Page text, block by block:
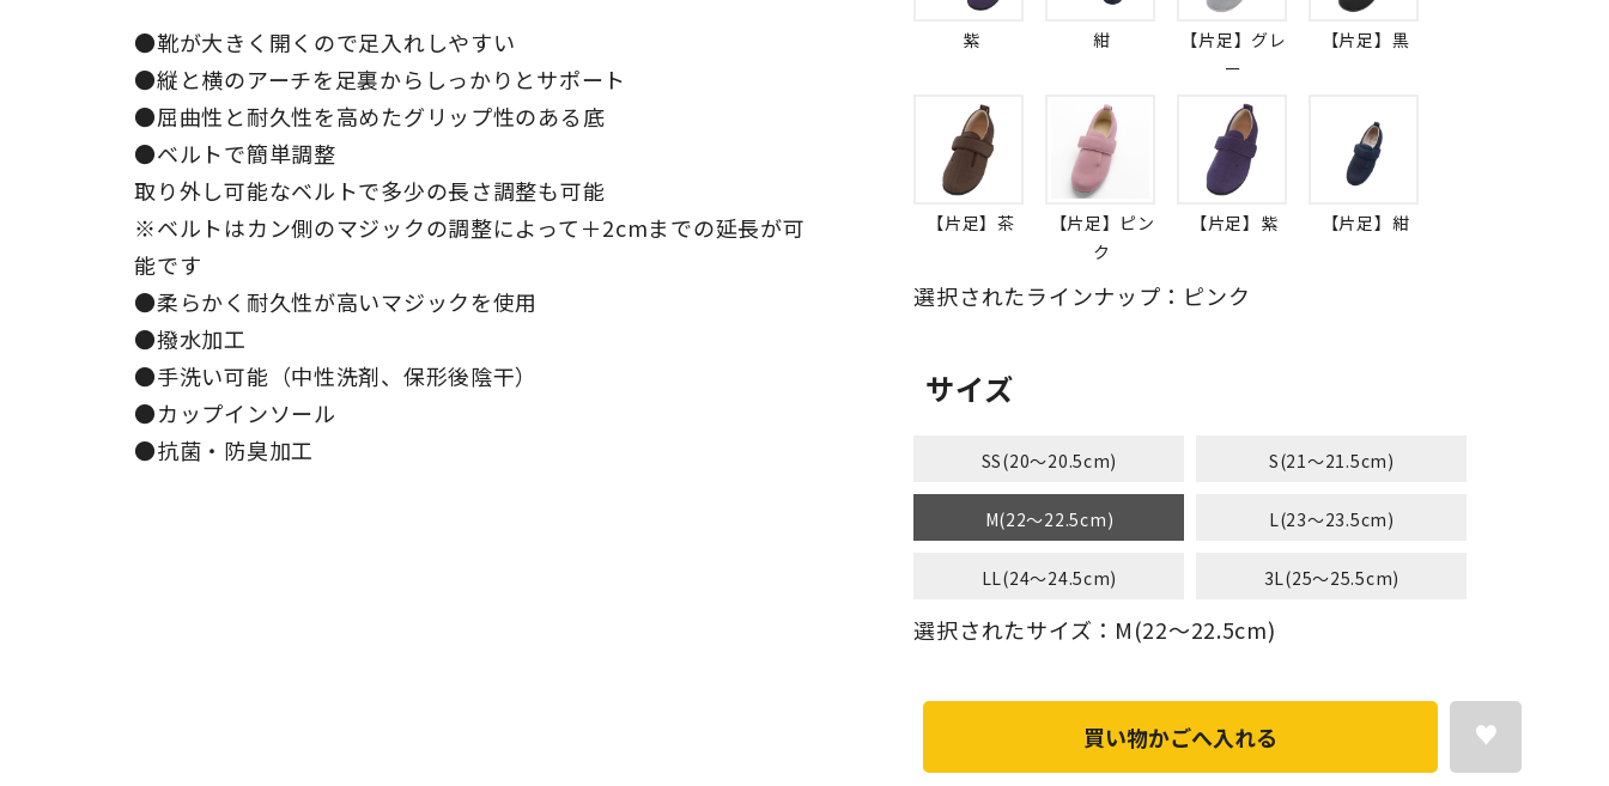
●靴が大きく開くので足入れしやすい
●縦と横のアーチを足裏からしっかりとサポート
●屈曲性と耐久性を高めたグリップ性のある底
●ベルトで簡単調整
取り外し可能なベルトで多少の長さ調整も可能
※ベルトはカン側のマジックの調整によって＋2cmまでの延長が可
能です
●柔らかく耐久性が高いマジックを使用
●撥水加工
●手洗い可能（中性洗剤、保形後陰干）
●カップインソール
●抗菌・防臭加工
紫 紺
【片足】グレ
ー
【片足】黒
【片足】茶
【片足】ピン
ク
【片足】紫 【片足】紺
選択されたラインナップ：ピンク
サイズ
SS(20～20.5cm) S(21～21.5cm)
M(22～22.5cm) L(23～23.5cm)
LL(24～24.5cm) 3L(25～25.5cm)
選択されたサイズ：M(22～22.5cm)
買い物かごへ入れる